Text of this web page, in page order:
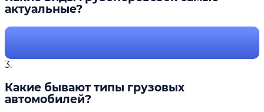
актуальные?
3.
Какие бывают типы грузовых
автомобилей?